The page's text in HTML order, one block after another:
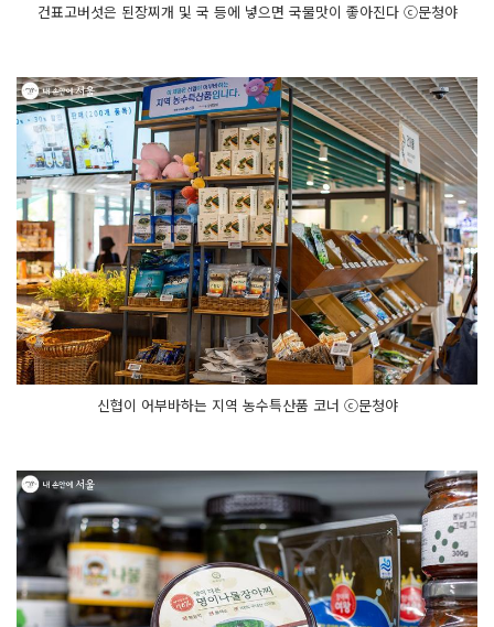
건표고버섯은 된장찌개 및 국 등에 넣으면 국물맛이 좋아진다 ⓒ문청야
신협이 어부바하는 지역 농수특산품 코너 ⓒ문청야